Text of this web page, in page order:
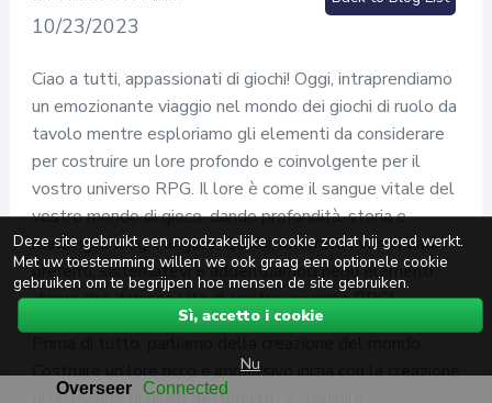
10/23/2023
Ciao a tutti, appassionati di giochi! Oggi, intraprendiamo
un emozionante viaggio nel mondo dei giochi di ruolo da
tavolo mentre esploriamo gli elementi da considerare
per costruire un lore profondo e coinvolgente per il
vostro universo RPG. Il lore è come il sangue vitale del
vostro mondo di gioco, dando profondità, storia e
meraviglia a ogni angolo. Quindi, afferrate i vostri dadi
preferiti, sistematevi e addentriamoci negli elementi
chiave che daranno vita al vostro universo RPG!
Costruire un lore ricco e immersivo inizia con la creazione
Deze site gebruikt een noodzakelijke cookie zodat hij goed werkt.
Met uw toestemming willen we ook graag een optionele cookie
gebruiken om te begrijpen hoe mensen de site gebruiken.
Sì, accetto i cookie
Nu